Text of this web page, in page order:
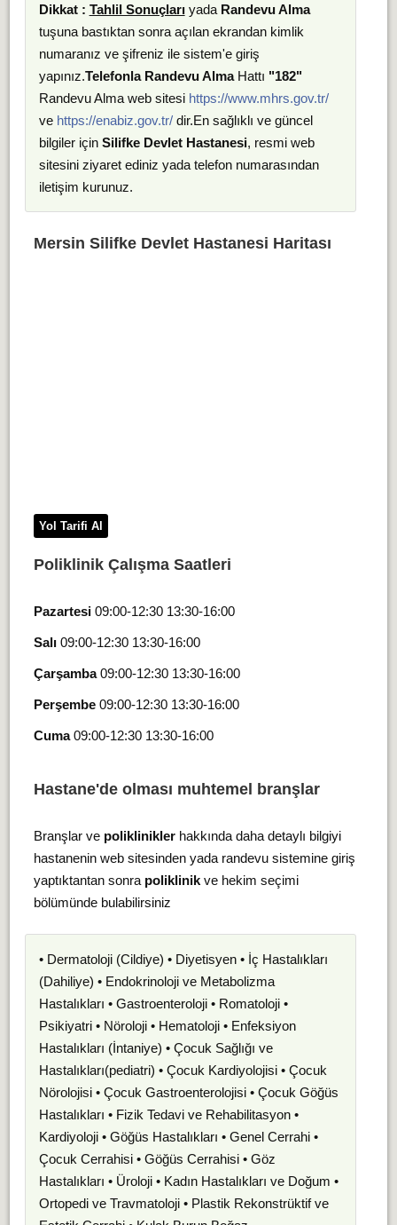
Dikkat : Tahlil Sonuçlarıyada Randevu Alma
tuşuna bastıktan sonra açılan ekrandan kimlik
numaranız ve şifreniz ile sistem'e giriş
yapınız.Telefonla Randevu AlmaHattı "182"
Randevu Alma web sitesi https://www.mhrs.gov.tr/
ve https://enabiz.gov.tr/dir.En sağlıklı ve güncel
bilgiler için Silifke Devlet Hastanesi, resmi web
sitesini ziyaret ediniz yada telefon numarasından
iletişim kurunuz.
Mersin Silifke Devlet Hastanesi Haritası
Yol Tarifi Al
Poliklinik Çalışma Saatleri
Pazartesi09:00-12:30 13:30-16:00
Salı09:00-12:30 13:30-16:00
Çarşamba09:00-12:30 13:30-16:00
Perşembe09:00-12:30 13:30-16:00
Cuma09:00-12:30 13:30-16:00
Hastane'de olması muhtemel branşlar
Branşlar ve polikliniklerhakkında daha detaylı bilgiyi
hastanenin web sitesinden yada randevu sistemine giriş
yaptıktantan sonra poliklinikve hekim seçimi
bölümünde bulabilirsiniz
• Dermatoloji (Cildiye) • Diyetisyen • İç Hastalıkları
(Dahiliye) • Endokrinoloji ve Metabolizma
Hastalıkları • Gastroenteroloji • Romatoloji •
Psikiyatri • Nöroloji • Hematoloji • Enfeksiyon
Hastalıkları (İntaniye) • Çocuk Sağlığı ve
Hastalıkları(pediatri) • Çocuk Kardiyolojisi • Çocuk
Nörolojisi • Çocuk Gastroenterolojisi • Çocuk Göğüs
Hastalıkları • Fizik Tedavi ve Rehabilitasyon •
Kardiyoloji • Göğüs Hastalıkları • Genel Cerrahi •
Çocuk Cerrahisi • Göğüs Cerrahisi • Göz
Hastalıkları • Üroloji • Kadın Hastalıkları ve Doğum •
Ortopedi ve Travmatoloji • Plastik Rekonstrüktif ve